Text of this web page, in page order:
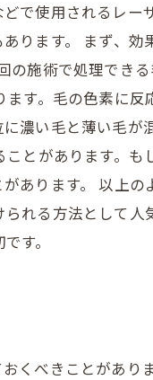
で使用されるレー
ります。 まず、効
の施術で処理でき
す。毛の色素に
濃い毛と薄い毛が
とがあります。も
あります。 以上
れる方法として人
す。
くべきことがあり